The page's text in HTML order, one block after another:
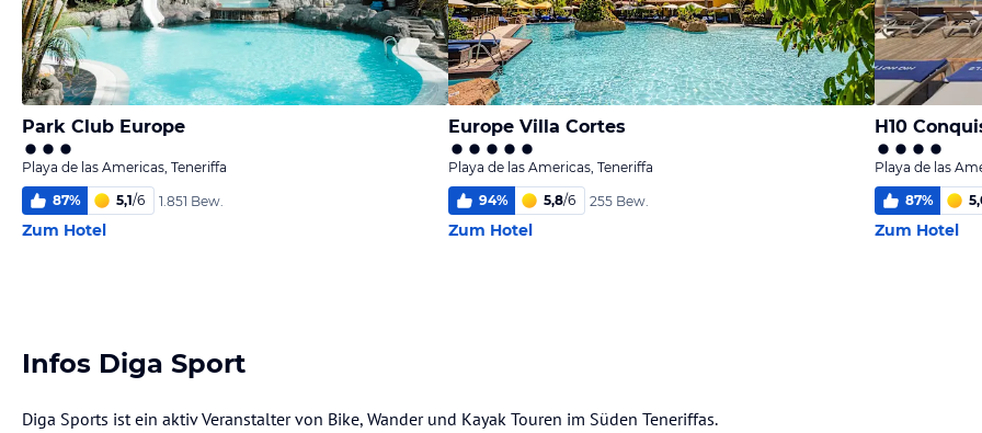
Park Club Europe
Playa de las Americas, Teneriffa
87% 5,1/6 1.851 Bew.
Zum Hotel
Europe Villa Cortes
Playa de las Americas, Teneriffa
94% 5,8/6 255 Bew.
Zum Hotel
H10
Playa de las
87%
Zum Hotel
Infos Diga Sport
Diga Sports ist ein aktiv Veranstalter von Bike, Wander und Kayak Touren im Süden Teneriffas.